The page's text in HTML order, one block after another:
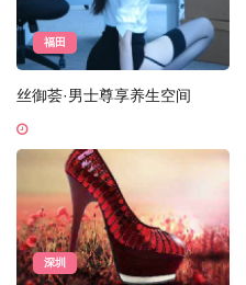
福田
丝御荟·男士尊享养生空间
深圳